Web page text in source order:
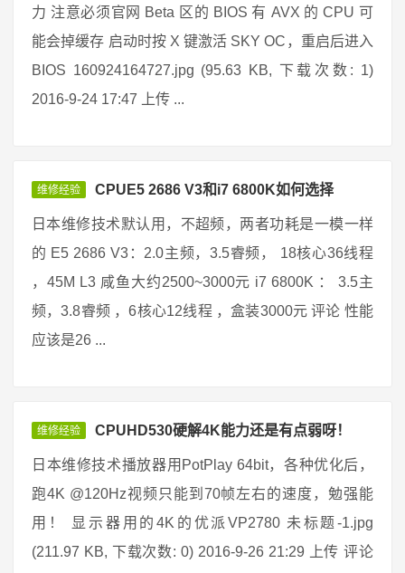
力 注意必须官网 Beta 区的 BIOS 有 AVX 的 CPU 可
能会掉缓存 启动时按 X 键激活 SKY OC，重启后进入
BIOS 160924164727.jpg (95.63 KB, 下载次数: 1)
2016-9-24 17:47 上传 ...
维修经验 CPUE5 2686 V3和i7 6800K如何选择
日本维修技术默认用，不超频，两者功耗是一模一样
的 E5 2686 V3：2.0主频，3.5睿频， 18核心36线程
，45M L3 咸鱼大约2500~3000元 i7 6800K ： 3.5主
频，3.8睿频 ，6核心12线程 ，盒装3000元 评论 性能
应该是26 ...
维修经验 CPUHD530硬解4K能力还是有点弱呀！
日本维修技术播放器用PotPlay 64bit，各种优化后，
跑4K @120Hz视频只能到70帧左右的速度，勉强能
用！ 显示器用的4K的优派VP2780 未标题-1.jpg
(211.97 KB, 下载次数: 0) 2016-9-26 21:29 上传 评论